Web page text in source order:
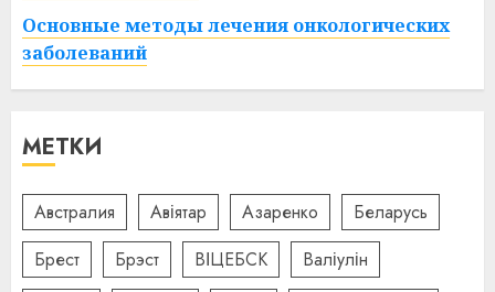
Основные методы лечения онкологических
заболеваний
МЕТКИ
Австралия Авіятар Азаренко
Беларусь
Брест
Брэст ВІЦЕБСК
Валіулін